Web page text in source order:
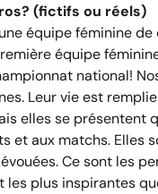
(fictifs ou réels)
équipe féminine de
équipe
national!
Leur vie est
elles se présentent
et aux matchs. Elles
Ce sont les
les plus inspirantes